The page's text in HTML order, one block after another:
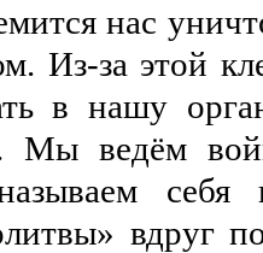
нас
Из-за этой
в нашу
Мы ведём
вдруг